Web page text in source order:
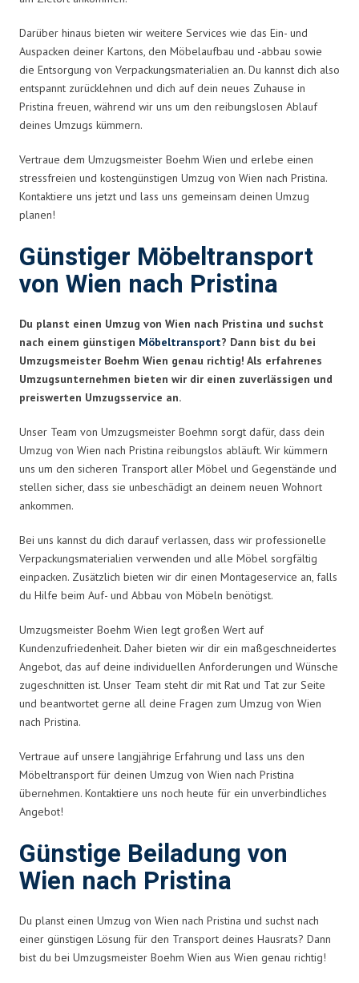
Darüber hinaus bieten wir weitere Services wie das Ein- und
Auspacken deiner Kartons, den Möbelaufbau und -abbau sowie
die Entsorgung von Verpackungsmaterialien an. Du kannst dich also
entspannt zurücklehnen und dich auf dein neues Zuhause in
Pristina freuen, während wir uns um den reibungslosen Ablauf
deines Umzugs kümmern.
Vertraue dem Umzugsmeister Boehm Wien und erlebe einen
stressfreien und kostengünstigen Umzug von Wien nach Pristina.
Kontaktiere uns jetzt und lass uns gemeinsam deinen Umzug
planen!
Günstiger Möbeltransport
von Wien nach Pristina
Du planst einen Umzug von Wien nach Pristina und suchst
nach einem günstigen Möbeltransport? Dann bist du bei
Umzugsmeister Boehm Wien genau richtig! Als erfahrenes
Umzugsunternehmen bieten wir dir einen zuverlässigen und
preiswerten Umzugsservice an.
Unser Team von Umzugsmeister Boehmn sorgt dafür, dass dein
Umzug von Wien nach Pristina reibungslos abläuft. Wir kümmern
uns um den sicheren Transport aller Möbel und Gegenstände und
stellen sicher, dass sie unbeschädigt an deinem neuen Wohnort
ankommen.
Bei uns kannst du dich darauf verlassen, dass wir professionelle
Verpackungsmaterialien verwenden und alle Möbel sorgfältig
einpacken. Zusätzlich bieten wir dir einen Montageservice an, falls
du Hilfe beim Auf- und Abbau von Möbeln benötigst.
Umzugsmeister Boehm Wien legt großen Wert auf
Kundenzufriedenheit. Daher bieten wir dir ein maßgeschneidertes
Angebot, das auf deine individuellen Anforderungen und Wünsche
zugeschnitten ist. Unser Team steht dir mit Rat und Tat zur Seite
und beantwortet gerne all deine Fragen zum Umzug von Wien
nach Pristina.
Vertraue auf unsere langjährige Erfahrung und lass uns den
Möbeltransport für deinen Umzug von Wien nach Pristina
übernehmen. Kontaktiere uns noch heute für ein unverbindliches
Angebot!
Günstige Beiladung von
Wien nach Pristina
Du planst einen Umzug von Wien nach Pristina und suchst nach
einer günstigen Lösung für den Transport deines Hausrats? Dann
bist du bei Umzugsmeister Boehm Wien aus Wien genau richtig!